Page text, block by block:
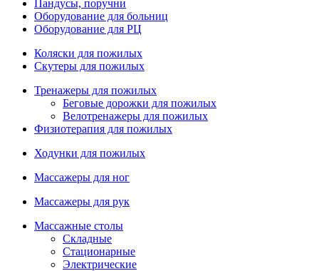
Пандусы, поручни
Оборудование для больниц
Оборудование для РЦ
Коляски для пожилых
Скутеры для пожилых
Тренажеры для пожилых
Беговые дорожки для пожилых
Велотренажеры для пожилых
Физиотерапия для пожилых
Ходунки для пожилых
Массажеры для ног
Массажеры для рук
Массажные столы
Складные
Стационарные
Электрические